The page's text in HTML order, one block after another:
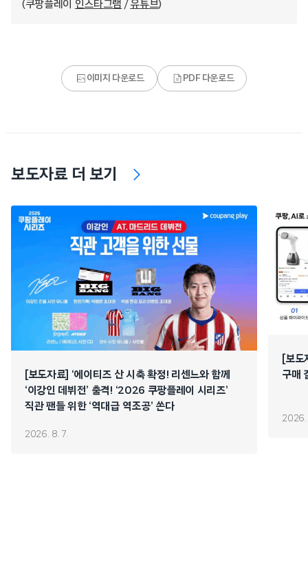
(쿠팡플레이 인스타그램 /유튜브)
이미지 다운로드 PDF 다운로드
보도자료 더 보기
[보도자료] ‘에이티즈 산 시축 확정! 리센느와 함께
‘이강인 데뷔전’ 출격! ‘2026 쿠팡플레이 시리즈’
직관 팬들 위한 ‘역대급 역조공’ 쏜다
2026. 8. 7.
[보
구매
2026.